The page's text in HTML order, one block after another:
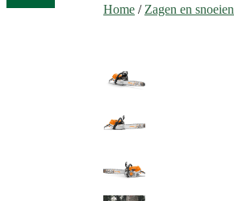
Home / Zagen en snoeien